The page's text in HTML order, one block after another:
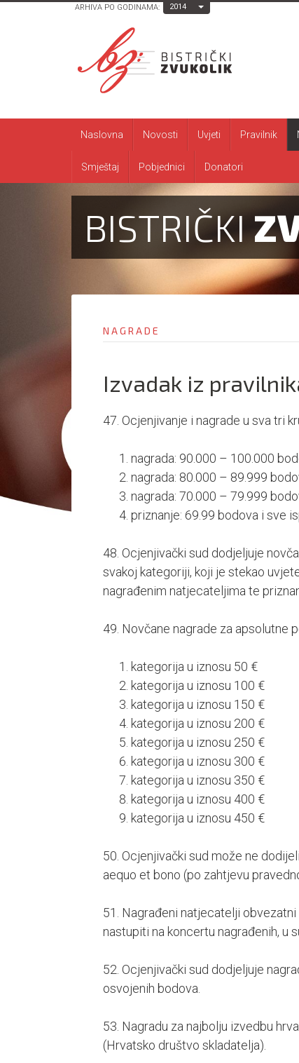
ARHIVA PO GODINAMA: 2014 Toggle Dropdown
Naslovna Novosti Uvjeti Pravilnik
Smještaj Pobjednici Donatori
BISTRIČKI
NAGRADE
Izvadak iz
47. Ocjenjivanje i nagrade u sva tri
nagrada: 90.000 – 100.000
nagrada: 80.000 – 89.999
nagrada: 70.000 – 79.999
priznanje: 69.99 bodova i sve
48. Ocjenjivački sud dodjeljuje
svakoj kategoriji, koji je stekao
nagrađenim natjecateljima te
49. Novčane nagrade za apsolutne
kategorija u iznosu 50 €
kategorija u iznosu 100 €
kategorija u iznosu 150 €
kategorija u iznosu 200 €
kategorija u iznosu 250 €
kategorija u iznosu 300 €
kategorija u iznosu 350 €
kategorija u iznosu 400 €
kategorija u iznosu 450 €
50. Ocjenjivački sud može ne
aequo et bono (po zahtjevu
51. Nagrađeni natjecatelji
nastupiti na koncertu nagrađenih, u
52. Ocjenjivački sud dodjeljuje
osvojenih bodova.
53. Nagradu za najbolju izvedbu
(Hrvatsko društvo skladatelja).